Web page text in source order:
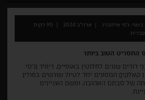
בימוי: ג'סי אייזנברג ארה"ב 2024
90 דקות
שונים לחלוטין באופיים, דיוויד (ג'סי
קאלקין) הנוסעים יחד לטיול שורשים בפולין
של סבתם האהובה, ומשם העניינים